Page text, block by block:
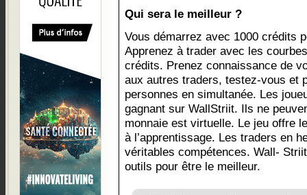
Qui sera le meilleur ?
Vous démarrez avec 1000 crédits
Apprenez à trader avec les
crédits. Prenez connaissance de
aux autres traders, testez-vous et
personnes en simultanée. Les
gagnant sur WallStriit. Ils ne
monnaie est virtuelle. Le jeu offre
à l’apprentissage. Les traders en
véritables compétences. Wall-
outils pour être le meilleur.